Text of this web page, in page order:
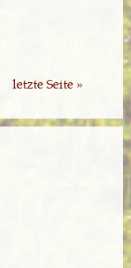
letzte Seite »